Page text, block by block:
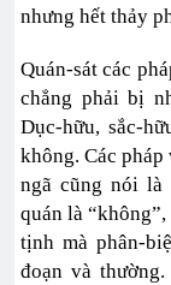
nhưng hết thảy
Quán-sát các
chẳng phải bị
Dục-hữu, sắc-
không. Các
ngã cũng nói là
quán là
tịnh mà phân-
đoạn và